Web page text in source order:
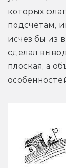
которых
подсчётам,
исчез бы из
сделал
плоская, а